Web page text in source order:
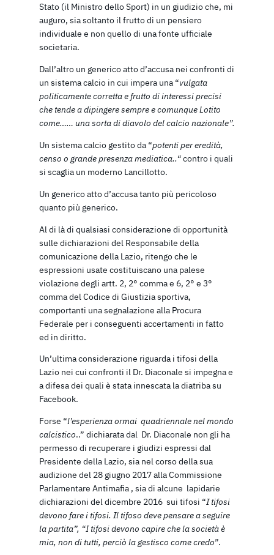
Stato (il Ministro dello Sport) in un giudizio che, mi
auguro, sia soltanto il frutto di un pensiero
individuale e non quello di una fonte ufficiale
societaria.
Dall’altro un generico atto d’accusa nei confronti di
un sistema calcio in cui impera una “vulgata
politicamente corretta e frutto di interessi precisi
che tende a dipingere sempre e comunque Lotito
come…… una sorta di diavolo del calcio nazionale”.
Un sistema calcio gestito da “potenti per eredità,
censo o grande presenza mediatica..“contro i quali
si scaglia un moderno Lancillotto.
Un generico atto d’accusa tanto più pericoloso
quanto più generico.
Al di là di qualsiasi considerazione di opportunità
sulle dichiarazioni del Responsabile della
comunicazione della Lazio, ritengo che le
espressioni usate costituiscano una palese
violazione degli artt. 2, 2° comma e 6, 2° e 3°
comma del Codice di Giustizia sportiva,
comportanti una segnalazione alla Procura
Federale per i conseguenti accertamenti in fatto
ed in diritto.
Un’ultima considerazione riguarda i tifosi della
Lazio nei cui confronti il Dr. Diaconale si impegna e
a difesa dei quali è stata innescata la diatriba su
Facebook.
Forse “l’esperienza ormai quadriennale nel mondo
calcistico..” dichiarata dal Dr. Diaconale non gli ha
permesso di recuperare i giudizi espressi dal
Presidente della Lazio, sia nel corso della sua
audizione del 28 giugno 2017 alla Commissione
Parlamentare Antimafia , sia di alcune lapidarie
dichiarazioni del dicembre 2016 sui tifosi “I tifosi
devono fare i tifosi. Il tifoso deve pensare a seguire
la partita”, “I tifosi devono capire che la società è
mia, non di tutti, perciò la gestisco come credo”.